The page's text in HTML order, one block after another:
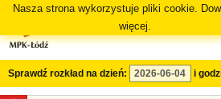
Nasza strona wykorzystuje pliki cookie.
więcej.
Sprawdź rozkład na dzień: i